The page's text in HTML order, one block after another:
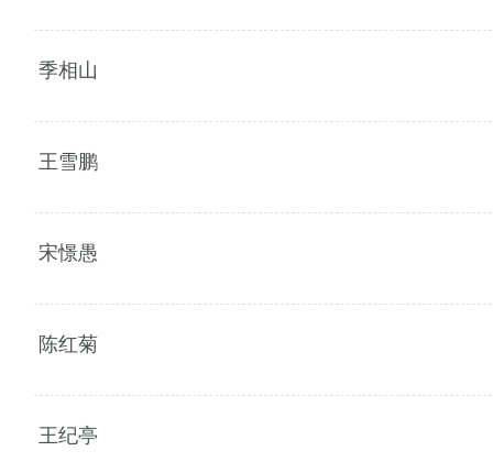
季相山
王雪鹏
宋憬愚
陈红菊
王纪亭